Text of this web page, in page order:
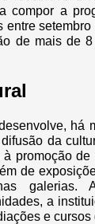
compor a
entre
de mais de
há
da
promoção
de
galerias.
a
e cursos